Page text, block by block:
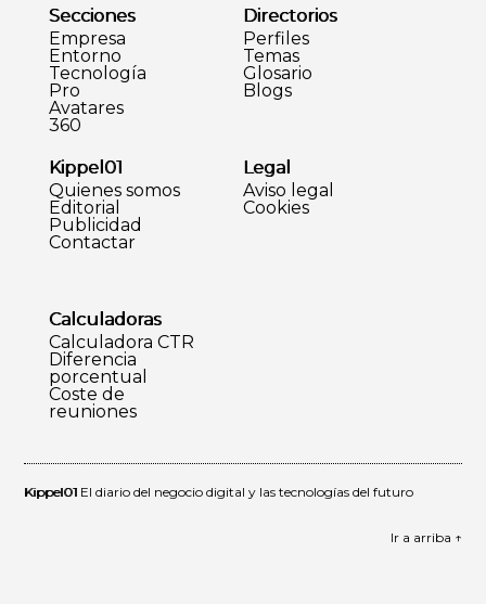
Secciones
Empresa
Entorno
Tecnología
Pro
Avatares
360
Directorios
Perfiles
Temas
Glosario
Blogs
Kippel01
Quienes somos
Editorial
Publicidad
Contactar
Legal
Aviso legal
Cookies
Calculadoras
Calculadora CTR
Diferencia
porcentual
Coste de
reuniones
Kippel01 El diario del negocio digital y las tecnologías del futuro
Ir a arriba ↑